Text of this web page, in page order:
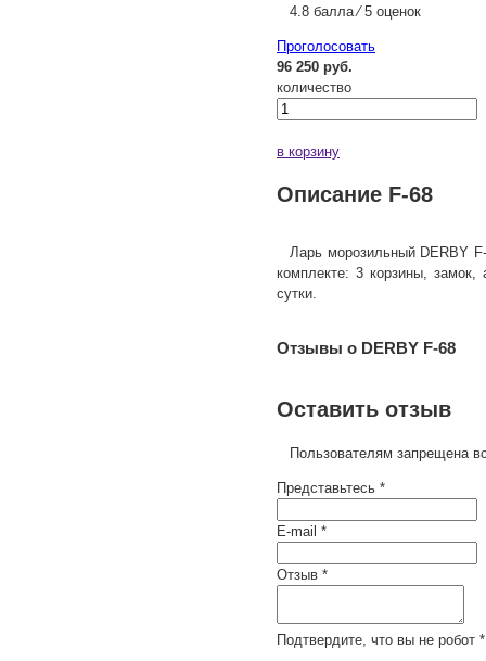
4.8 балла ⁄ 5 оценок
Проголосовать
96 250 руб.
количество
в корзину
Описание F-68
Ларь морозильный DERBY
комплекте: 3 корзины, замок,
сутки.
Отзывы о DERBY F-68
Оставить отзыв
Пользователям запрещена
Представьтесь *
E-mail *
Отзыв *
Подтвердите, что вы не робот *